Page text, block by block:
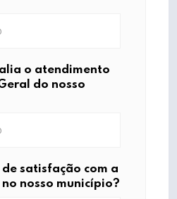
o atendimento
do nosso
satisfação com a
nosso município?